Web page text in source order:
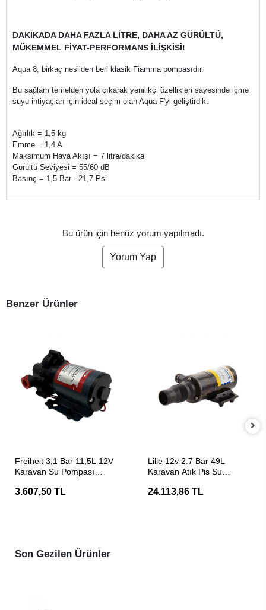
DAKİKADA DAHA FAZLA LİTRE, DAHA AZ GÜRÜLTÜ,
MÜKEMMEL FİYAT-PERFORMANS İLİŞKİSİ!
Aqua 8, birkaç nesilden beri klasik Fiamma pompasıdır.
Bu sağlam temelden yola çıkarak yenilikçi özellikleri sayesinde içme
suyu ihtiyaçları için ideal seçim olan Aqua F'yi geliştirdik.
Ağırlık = 1,5 kg
Emme = 1,4 A
Maksimum Hava Akışı = 7 litre/dakika
Gürültü Seviyesi = 55/60 dB
Basınç = 1,5 Bar - 21,7 Psi
Bu ürün için henüz yorum yapılmadı.
Yorum Yap
Benzer Ürünler
Freiheit 3,1 Bar 11,5L 12V
Karavan Su Pompası
3.607,50 TL
Lilie 12v 2.7 Bar 49L
Karavan Atık Pis Su
24.113,86 TL
Son Gezilen Ürünler